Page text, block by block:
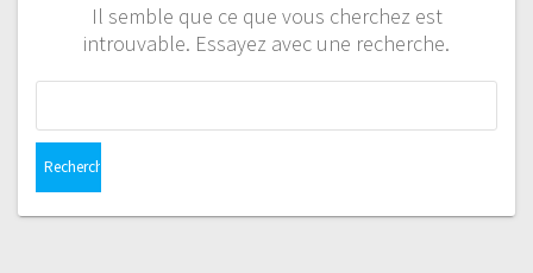
Il semble que ce que vous cherchez est
introuvable. Essayez avec une recherche.